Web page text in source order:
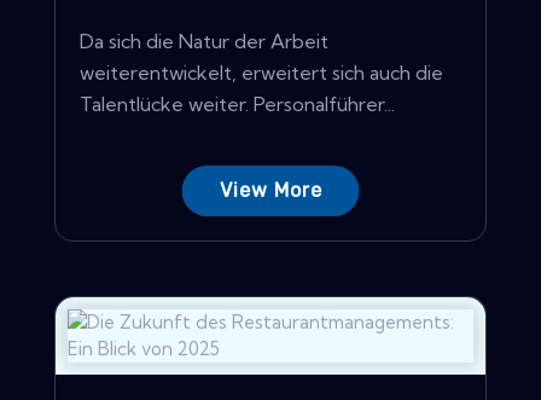
Da sich die Natur der Arbeit
weiterentwickelt, erweitert sich auch die
Talentlücke weiter. Personalführer...
View More